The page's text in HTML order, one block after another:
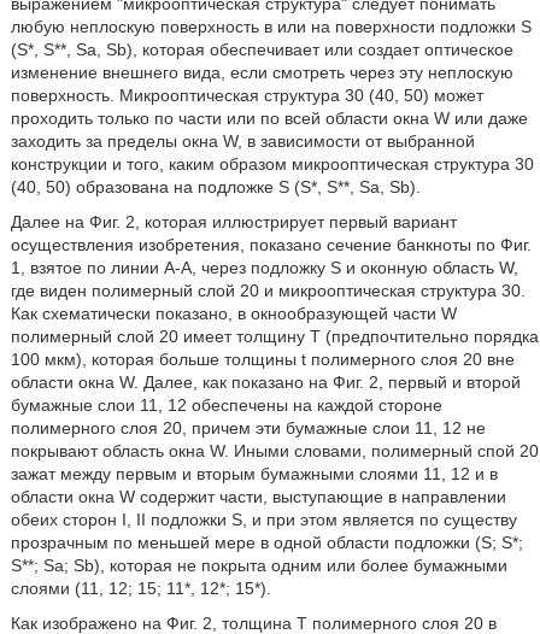
любую неплоскую поверхность в или на поверхности подложки S
(S*, S**, Sa, Sb), которая обеспечивает или создает оптическое
изменение внешнего вида, если смотреть через эту неплоскую
поверхность. Микрооптическая структура 30 (40, 50) может
проходить только по части или по всей области окна W или даже
заходить за пределы окна W, в зависимости от выбранной
конструкции и того, каким образом микрооптическая структура 30
(40, 50) образована на подложке S (S*, S**, Sa, Sb).
Далее на Фиг. 2, которая иллюстрирует первый вариант
осуществления изобретения, показано сечение банкноты по Фиг.
1, взятое по линии А-А, через подложку S и оконную область W,
где виден полимерный слой 20 и микрооптическая структура 30.
Как схематически показано, в окнообразующей части W
полимерный слой 20 имеет толщину Т (предпочтительно порядка
100 мкм), которая больше толщины t полимерного слоя 20 вне
области окна W. Далее, как показано на Фиг. 2, первый и второй
бумажные слои 11, 12 обеспечены на каждой стороне
полимерного слоя 20, причем эти бумажные слои 11, 12 не
покрывают область окна W. Иными словами, полимерный спой 20
зажат между первым и вторым бумажными слоями 11, 12 и в
области окна W содержит части, выступающие в направлении
обеих сторон I, II подложки S, и при этом является по существу
прозрачным по меньшей мере в одной области подложки (S; S*;
S**; Sa; Sb), которая не покрыта одним или более бумажными
слоями (11, 12; 15; 11*, 12*; 15*).
Как изображено на Фиг. 2, толщина Т полимерного слоя 20 в